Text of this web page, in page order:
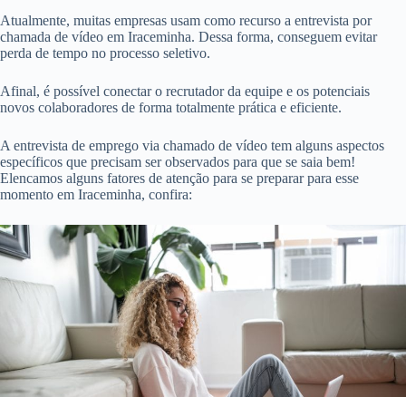
Atualmente, muitas empresas usam como recurso a entrevista por
chamada de vídeo em Iraceminha. Dessa forma, conseguem evitar
perda de tempo no processo seletivo.
Afinal, é possível conectar o recrutador da equipe e os potenciais
novos colaboradores de forma totalmente prática e eficiente.
A entrevista de emprego via chamado de vídeo tem alguns aspectos
específicos que precisam ser observados para que se saia bem!
Elencamos alguns fatores de atenção para se preparar para esse
momento em Iraceminha, confira: